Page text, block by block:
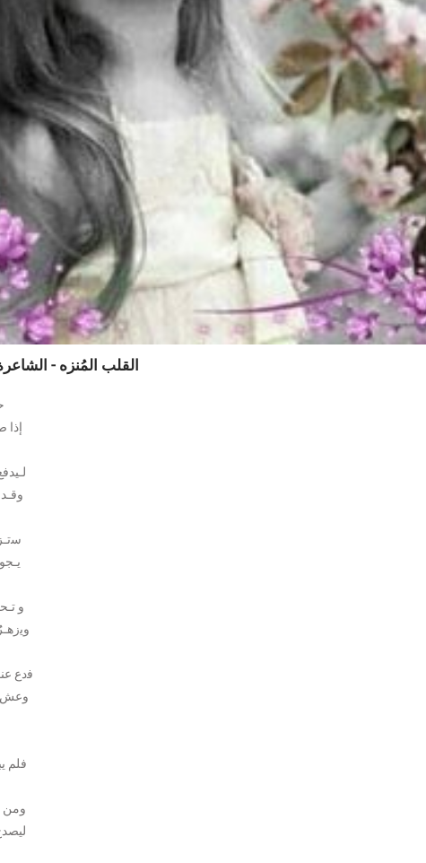
القلب المُنزه -
ﺇذا
و
ﻓدع
ﻭﻋﺶ
ﻓﻠﻢ
ومن